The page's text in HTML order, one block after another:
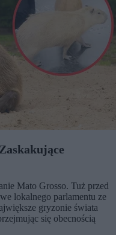
Mato Grosso. Tuż przed
lokalnego parlamentu ze
gryzonie świata
się obecnością